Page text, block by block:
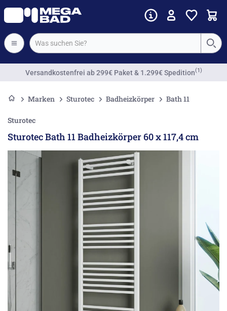
Vorkassenrabatt
Marken Sturotec Badheizkörper Bath 11
Sturotec
Sturotec Bath 11 Badheizkörper 60 x 117,4 cm